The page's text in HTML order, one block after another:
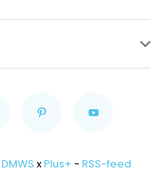
DMWS xPlus+ - RSS-feed